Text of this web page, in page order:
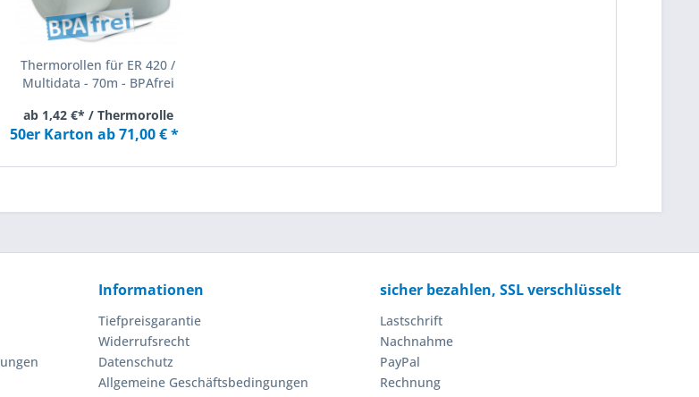
Thermorollen für ER 420 /
Multidata - 70m - BPAfrei
ab 1,42 €* / Thermorolle
50er Karton ab 71,00 € *
Informationen
Tiefpreisgarantie
Widerrufsrecht
Datenschutz
Allgemeine Geschäftsbedingungen
sicher bezahlen, SSL verschlüsselt
Lastschrift
Nachnahme
PayPal
Rechnung